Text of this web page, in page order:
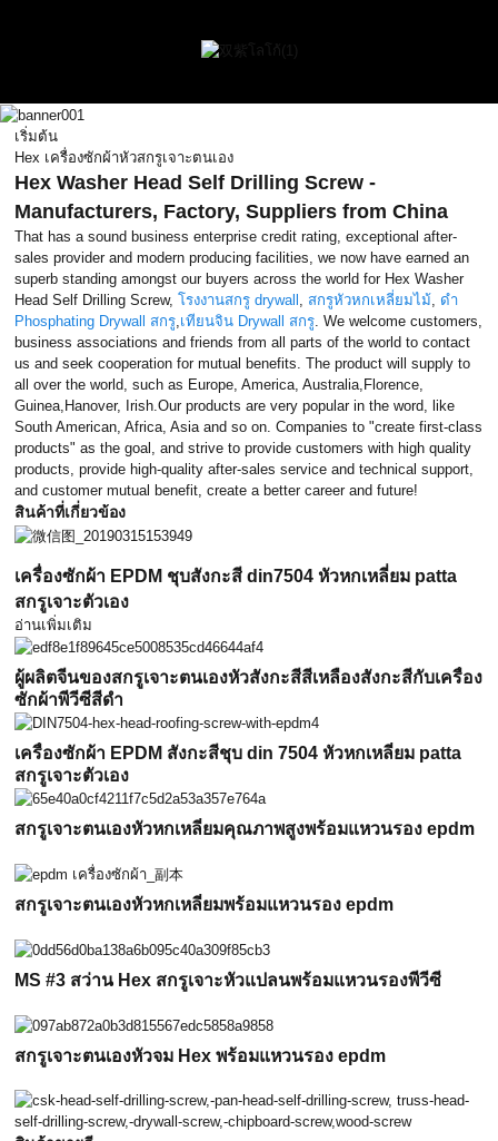
เริ่มต้น
Hex เครื่องซักผ้าหัวสกรูเจาะตนเอง
Hex Washer Head Self Drilling Screw -
Manufacturers, Factory, Suppliers from China
That has a sound business enterprise credit rating, exceptional after-
sales provider and modern producing facilities, we now have earned an
superb standing amongst our buyers across the world for Hex Washer
Head Self Drilling Screw,โรงงานสกรู drywall สกรูหัวหกเหลี่ยมไม้
ดำ
Phosphating Drywall สกรู เทียนจิน Drywall สกรู . We welcome customers,
business associations and friends from all parts of the world to contact
us and seek cooperation for mutual benefits. The product will supply to
all over the world, such as Europe, America, Australia,Florence,
Guinea,Hanover, Irish.Our products are very popular in the word, like
South American, Africa, Asia and so on. Companies to "create first-class
products" as the goal, and strive to provide customers with high quality
products, provide high-quality after-sales service and technical support,
and customer mutual benefit, create a better career and future!
สินค้าที่เกี่ยวข้อง
เครื่องซักผ้า EPDM ชุบสังกะสี din7504 หัวหกเหลี่ยม patta
สกรูเจาะตัวเอง
อ่านเพิ่มเติม
ผู้ผลิตจีนของสกรูเจาะตนเองหัวสังกะสีสีเหลืองสังกะสีกับเครื่อง
ซักผ้าพีวีซีสีดำ
เครื่องซักผ้า EPDM สังกะสีชุบ din 7504 หัวหกเหลี่ยม patta
สกรูเจาะตัวเอง
สกรูเจาะตนเองหัวหกเหลี่ยมคุณภาพสูงพร้อมแหวนรอง epdm
สกรูเจาะตนเองหัวหกเหลี่ยมพร้อมแหวนรอง epdm
MS #3 สว่าน Hex สกรูเจาะหัวแปลนพร้อมแหวนรองพีวีซี
สกรูเจาะตนเองหัวจม Hex พร้อมแหวนรอง epdm